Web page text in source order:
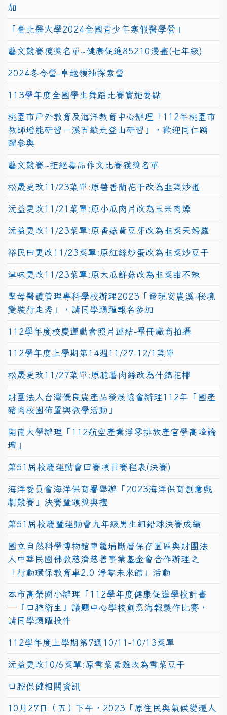
加
「臺北醫大學2024全國青少年寒假醫學營」
藝文競賽獲獎名單~健康促進85210漫畫(七年級)
2024冬令營-卓越領袖探索營
113學年度全國學生舞蹈比賽實施要點
桃園市戶外教育及海洋教育中心辦理「112年桃園市
教師增能研習－溪百縱走登山研習」，歡迎同仁踴
躍參與
藝文競賽~拒絕毒品作文比賽獲獎名單
松晟更改11/23菜單:原醬香蘭花干改為韭菜炒蛋
沅益更改11/21菜單:原小瓜肉片改為玉米肉燥
沅益更改11/23菜單:原香菇黃豆芽改為韭菜天婦羅
裕民田更改11/23菜單:原紅絲炒蛋改為韭菜炒豆干
津味更改11/23菜單:原大瓜鮮菇改為韭菜甜不辣
聖母醫護管理專科學校辦理2023「發現安農溪-秘境
變裝行走秀」，請同學踴躍報名參加
112學年度校慶運動會照片連結-畢冊廠商拍攝
112學年度上學期第14週11/27-12/1菜單
松晟更改11/27菜單:原脆薯肉絲改為什錦花椰
財團法人台灣優良農產品發展協會辦理112年「國產
豬肉校園佈置與教學活動」
開南大學辦理「112航空產業淨零排放產官學高峰論
壇」
第51屆校慶運動會田賽項目賽程表(決賽)
海洋委員會海洋保育署舉辦「2023海洋保育創意戲
劇競賽」決賽暨頒獎典禮
第51屆校慶暨運動會九年級男生組鉛球決賽成績
國立自然科學博物館車籠埔斷層保存園區與財團法
人中華民國佛教慈濟慈善事業基金會合作辦理之
「行動環保教育車2.0 淨零未來館」活動
本市高榮國小辦理「112學年度健康促進學校計畫
─『口腔衛生』議題中心學校創意海報製作比賽，
請同學踴躍投件
112學年度上學期第7週10/11-10/13菜單
沅益更改10/6菜單:原雪菜素雞改為雪菜豆干
口腔保健相關資訊
10月27日（五）下午，2023「原住民與氣候變遷人